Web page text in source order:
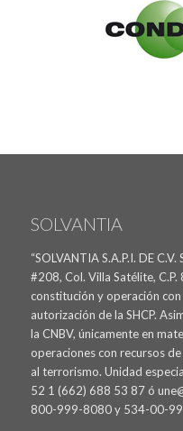
SOLVANTIA
“SOLVANTIA S.A.P.I. DE
#208, Col. Villa Satélite,
constitución y operación
autorización de la SHCP.
la CNBV, únicamente en
operaciones con recursos
al terrorismo. Unidad
52 1 (662) 688 53 87 ó
800-999-8080 y 534-00-